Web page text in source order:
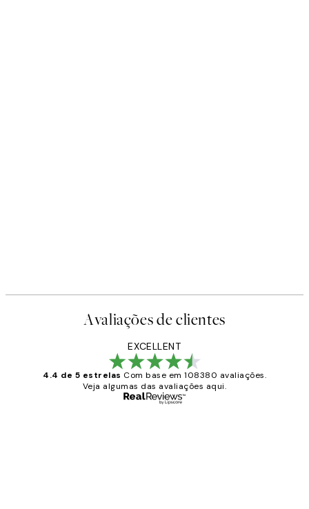
Avaliações de clientes
EXCELLENT
4.4 de 5 estrelas Com base em 108380 avaliações.
Veja algumas das avaliações aqui.